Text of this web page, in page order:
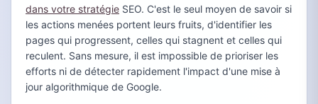
dans votre stratégie SEO. C'est le seul moyen de savoir si
les actions menées portent leurs fruits, d'identifier les
pages qui progressent, celles qui stagnent et celles qui
reculent. Sans mesure, il est impossible de prioriser les
efforts ni de détecter rapidement l'impact d'une mise à
jour algorithmique de Google.